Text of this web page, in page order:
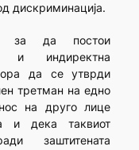
дискриминација.
за да постои
и индиректна
да се утврди
третман на едно
на друго лице
и дека таквиот
заштитената